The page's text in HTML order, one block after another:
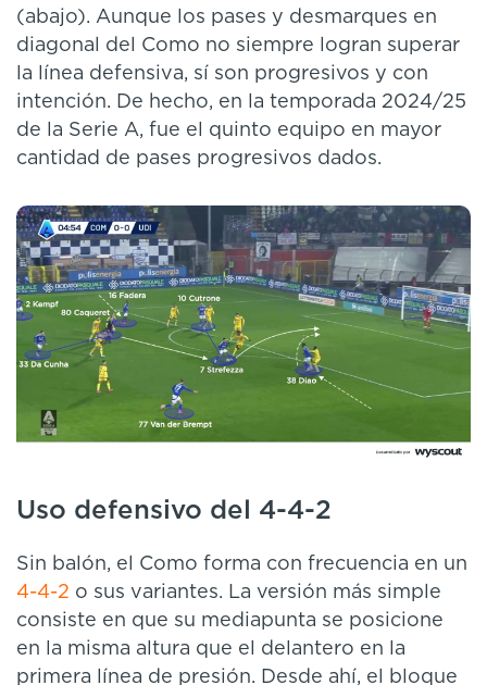
(abajo). Aunque los pases y desmarques en
diagonal del Como no siempre logran superar
la línea defensiva, sí son progresivos y con
intención. De hecho, en la temporada 2024/25
de la Serie A, fue el quinto equipo en mayor
cantidad de pases progresivos dados.
Uso defensivo del 4-4-2
Sin balón, el Como forma con frecuencia en un
4-4-2 o sus variantes. La versión más simple
consiste en que su mediapunta se posicione
en la misma altura que el delantero en la
primera línea de presión. Desde ahí, el bloque